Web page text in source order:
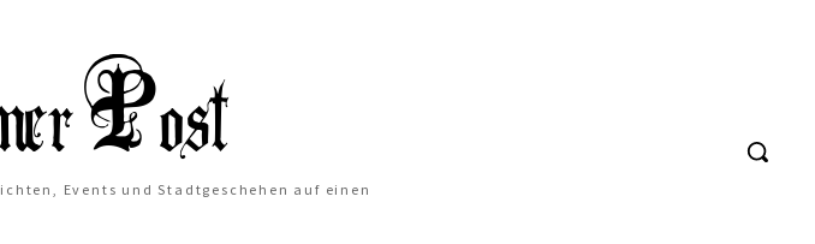
Events und Stadtgeschehen auf einen